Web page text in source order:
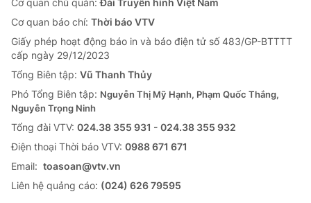
Cơ quan chủ quản:Đài Truyền hình Việt Nam
Cơ quan báo chí: Thời báo VTV
Giấy phép hoạt động báo in và báo điện tử số 483/GP-BTTTT
cấp ngày 29/12/2023
Tổng Biên tập: Vũ Thanh Thủy
Phó Tổng Biên tập: Nguyễn Thị Mỹ Hạnh, Phạm Quốc Thắng,
Nguyễn Trọng Ninh
Tổng đài VTV: 024.38 355 931 - 024.38 355 932
Ðiện thoại Thời báo VTV: 0988 671 671
Email: toasoan@vtv.vn
Liên hệ quảng cáo: (024) 626 79595